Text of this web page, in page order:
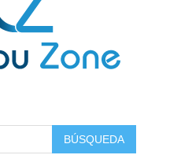
BÚSQUEDA